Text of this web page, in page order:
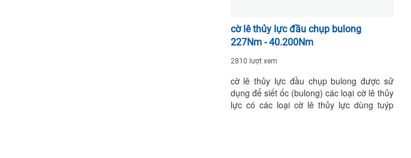
cờ lê thủy lực đầu chụp bulong
227Nm - 40.200Nm
2810 lượt xem
cờ lê thủy lực đầu chụp bulong được sử
dụng để siết ốc (bulong) các loại cờ lê thủy
lực có các loại cờ lê thủy lực dùng tuýp